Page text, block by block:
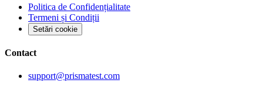
Politica de Confidențialitate
Termeni și Condiții
Setări cookie
Contact
support@prismatest.com